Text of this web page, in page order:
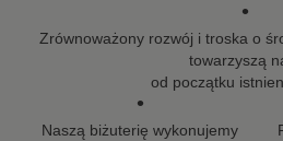
•
Zrównoważony rozwój i troska o
towarzyszą
od początku
•
Naszą biżuterię wykonujemy